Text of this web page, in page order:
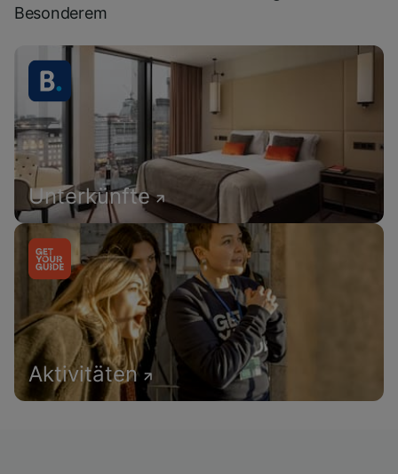
Besonderem
Unterkünfte
Aktivitäten